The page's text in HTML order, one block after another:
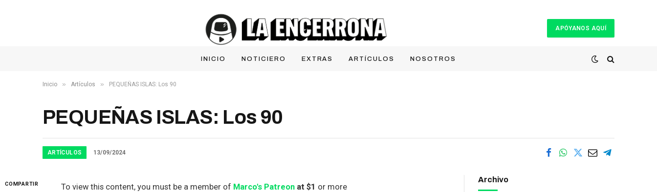
APÓYANOS AQUÍ
INICIO NOTICIERO EXTRAS ARTÍCULOS NOSOTROS
Inicio » Artículos » PEQUEÑAS ISLAS: Los 90
PEQUEÑAS ISLAS: Los 90
ARTÍCULOS 13/09/2024
COMPARTIR To view this content, you must be a member of Marco's Patreonat $1 or more
Archivo